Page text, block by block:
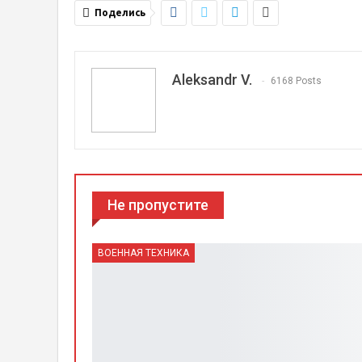
Поделись
Aleksandr V. 6168 Posts
Не пропустите
ВОЕННАЯ ТЕХНИКА